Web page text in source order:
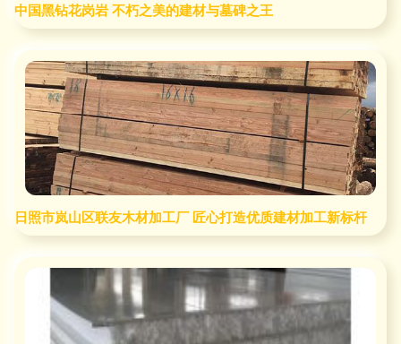
中国黑钻花岗岩 不朽之美的建材与墓碑之王
日照市岚山区联友木材加工厂 匠心打造优质建材加工新标杆